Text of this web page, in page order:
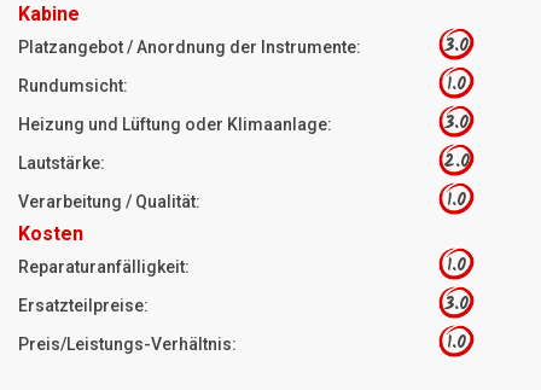
Kabine
Platzangebot / Anordnung der Instrumente: 3.0
Rundumsicht: 1.0
Heizung und Lüftung oder Klimaanlage: 3.0
Lautstärke: 2.0
Verarbeitung / Qualität: 1.0
Kosten
Reparaturanfälligkeit: 1.0
Ersatzteilpreise: 3.0
Preis/Leistungs-Verhältnis: 1.0